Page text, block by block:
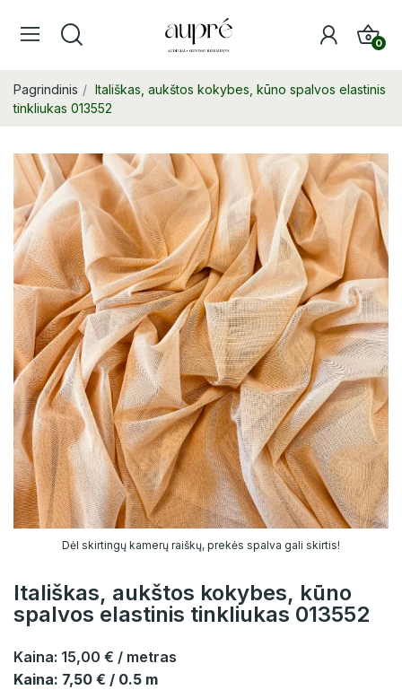
0
Pagrindinis
Itališkas, aukštos kokybes, kūno spalvos elastinis
tinkliukas 013552
Dėl skirtingų kamerų raiškų, prekės spalva gali skirtis!
Itališkas, aukštos kokybes, kūno
spalvos elastinis tinkliukas 013552
Kaina: 15,00 € / metras
Kaina: 7,50 € / 0.5 m